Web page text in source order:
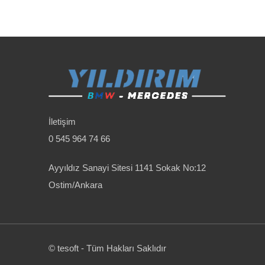
İletişim
0 545 964 74 66
Ayyıldız Sanayi Sitesi 1141 Sokak No:12
Ostim/Ankara
© tesoft - Tüm Hakları Saklıdır